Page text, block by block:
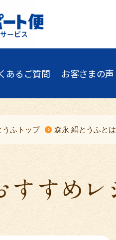
あるご質問 お客さまの声
うふトップ 森永 絹とうふとは